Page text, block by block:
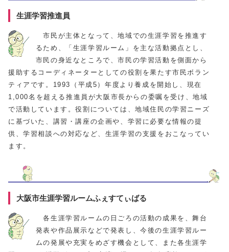
生涯学習推進員
市民が主体となって、地域での生涯学習を推進す
るため、「生涯学習ルーム」を主な活動拠点とし、
市民の身近なところで、市民の学習活動を側面から
援助するコーディネーターとしての役割を果たす市民ボラン
ティアです。1993（平成5）年度より養成を開始し、現在
1,000名を超える推進員が大阪市長からの委嘱を受け、地域
で活動しています。役割については、地域住民の学習ニーズ
に基づいた、講習・講座の企画や、学習に必要な情報の提
供、学習相談への対応など、生涯学習の支援をおこなってい
ます。
大阪市生涯学習ルームふぇすてぃばる
各生涯学習ルームの日ごろの活動の成果を、舞台
発表や作品展示などで発表し、今後の生涯学習ルー
ムの発展や充実をめざす機会として、また各生涯学